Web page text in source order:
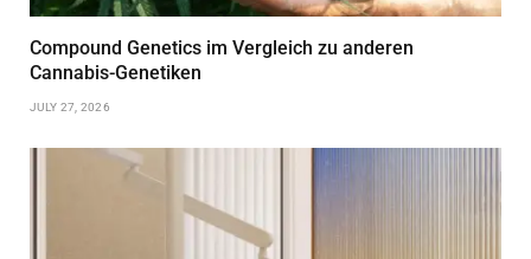
Compound Genetics im Vergleich zu anderen
Cannabis-Genetiken
JULY 27, 2026